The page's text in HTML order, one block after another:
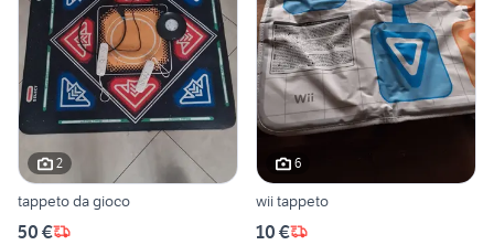
2
tappeto da gioco
50 €
6
wii tappeto
10 €